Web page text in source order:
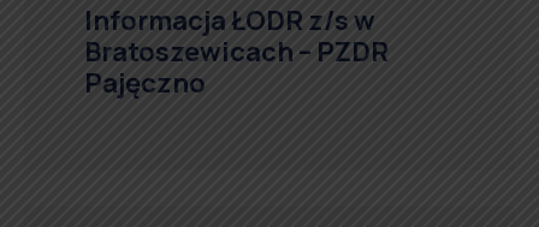
Informacja ŁODR z/s w
Bratoszewicach – PZDR
Pajęczno